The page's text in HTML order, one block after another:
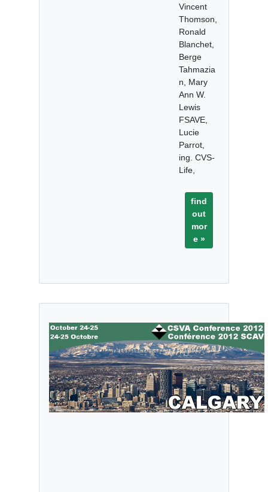
Vincent
Thomson,
Ronald
Blanchet,
Berge
Tahmazia
n, Mary
Ann W.
Lewis
FSAVE,
Lucie
Parrot,
ing. CVS-
Life,
find
out
mor
e »